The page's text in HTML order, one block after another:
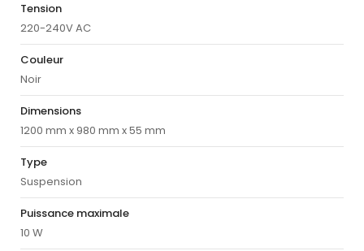
Tension
220-240V AC
Couleur
Noir
Dimensions
1200 mm x 980 mm x 55 mm
Type
Suspension
Puissance maximale
10 W